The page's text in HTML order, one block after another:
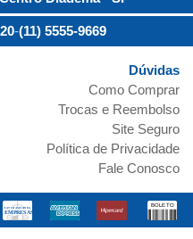
-(11) 5555-9669
Dúvidas
Como Comprar
Trocas e Reembolso
Site Seguro
Política de Privacidade
Fale Conosco